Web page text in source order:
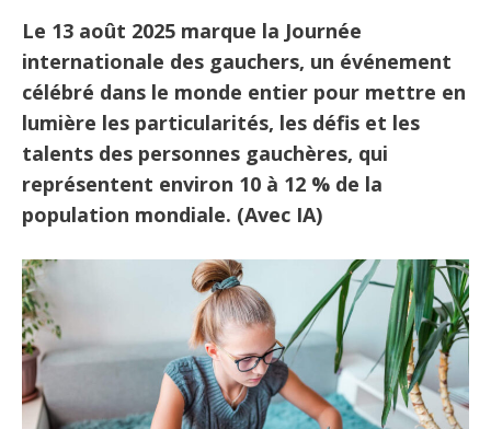
Le 13 août 2025 marque la Journée
internationale des gauchers, un événement
célébré dans le monde entier pour mettre en
lumière les particularités, les défis et les
talents des personnes gauchères, qui
représentent environ 10 à 12 % de la
population mondiale. (Avec IA)